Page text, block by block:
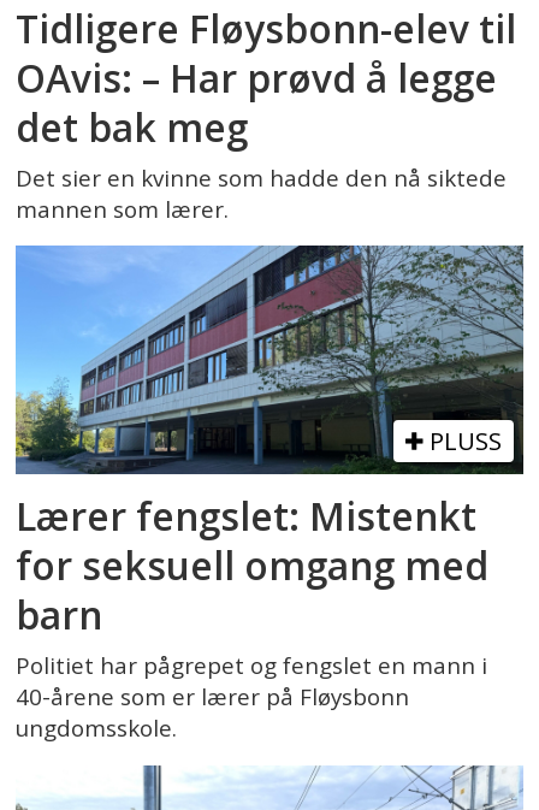
Tidligere Fløysbonn-elev til
OAvis: – Har prøvd å legge
det bak meg
Det sier en kvinne som hadde den nå siktede
mannen som lærer.
PLUSS
Lærer fengslet: Mistenkt
for seksuell omgang med
barn
Politiet har pågrepet og fengslet en mann i
40-årene som er lærer på Fløysbonn
ungdomsskole.